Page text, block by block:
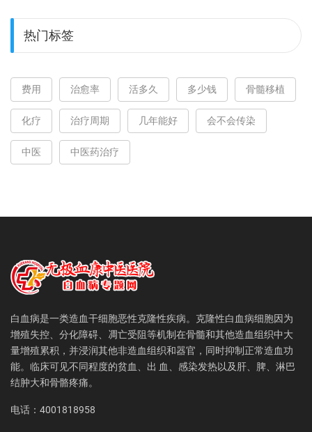
热门标签
费用 治愈率 活多久 多少钱 骨髓移植
化疗 治疗周期 几年能好 会不会传染
中医 中医药治疗
白血病是一类造血干细胞恶性克隆性疾病。克隆性白血病细胞因为
增殖失控、分化障碍、凋亡受阻等机制在骨髓和其他造血组织中大
量增殖累积，并浸润其他非造血组织和器官，同时抑制正常造血功
能。临床可见不同程度的贫血、出 血、感染发热以及肝、脾、淋巴
结肿大和骨骼疼痛。
电话：4001818958